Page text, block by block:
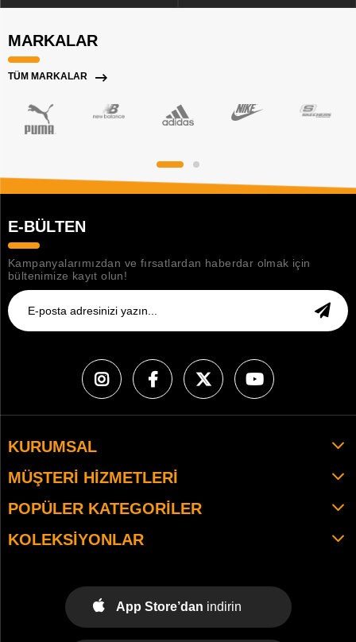
MARKALAR
TÜM MARKALAR
E-BÜLTEN
Kampanyalarımızdan ve fırsatlardan haberdar olmak için
bültenimize kayıt olun!
KURUMSAL
MÜŞTERI HIZMETLERI
POPÜLER KATEGORILER
KOLEKSIYONLAR
App Store’dan indirin